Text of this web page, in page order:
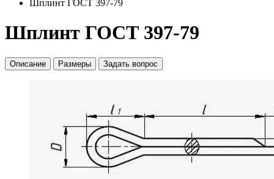
Шплинт ГОСТ 397-79
Шплинт ГОСТ 397-79
Описание Размеры Задать вопрос